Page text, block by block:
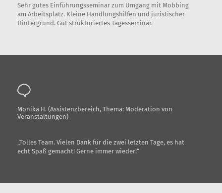
Sehr gutes Einführungsseminar zum Umgang mit Mobbing
am Arbeitsplatz. Kleine Handlungshilfen und juristischer
Hintergrund. Gut strukturiertes Tagesseminar.
Monika H. (Assistenzbereich, Thema: Moderation von
Veranstaltungen)
„Tolles Team. Vielen Dank für die zwei letzten Tage, es hat
echt Spaß gemacht! Gerne immer wieder!“